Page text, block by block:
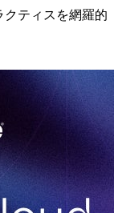
クティスを網羅的